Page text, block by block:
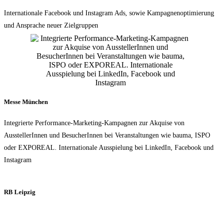
Internationale Facebook und Instagram Ads, sowie Kampagnenoptimierung
und Ansprache neuer Zielgruppen
Messe München
Integrierte Performance-Marketing-Kampagnen zur Akquise von
AusstellerInnen und BesucherInnen bei Veranstaltungen wie bauma, ISPO
oder EXPOREAL. Internationale Ausspielung bei LinkedIn, Facebook und
Instagram
RB Leipzig